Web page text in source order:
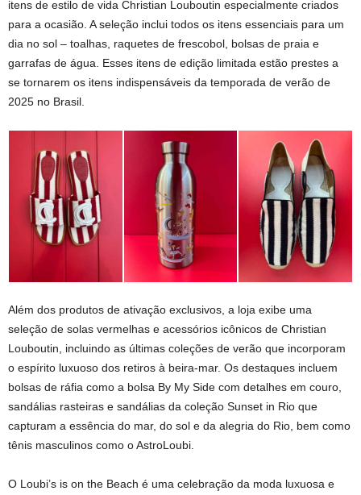
itens de estilo de vida Christian Louboutin especialmente criados
para a ocasião. A seleção inclui todos os itens essenciais para um
dia no sol – toalhas, raquetes de frescobol, bolsas de praia e
garrafas de água. Esses itens de edição limitada estão prestes a
se tornarem os itens indispensáveis da temporada de verão de
2025 no Brasil.
Além dos produtos de ativação exclusivos, a loja exibe uma
seleção de solas vermelhas e acessórios icônicos de Christian
Louboutin, incluindo as últimas coleções de verão que incorporam
o espírito luxuoso dos retiros à beira-mar. Os destaques incluem
bolsas de ráfia como a bolsa By My Side com detalhes em couro,
sandálias rasteiras e sandálias da coleção Sunset in Rio que
capturam a essência do mar, do sol e da alegria do Rio, bem como
tênis masculinos como o AstroLoubi.
O Loubi’s is on the Beach é uma celebração da moda luxuosa e